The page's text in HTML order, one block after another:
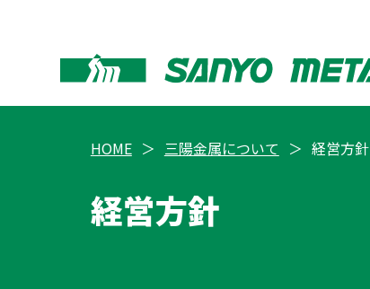
HOME 三陽金属について 経営方針
経営方針